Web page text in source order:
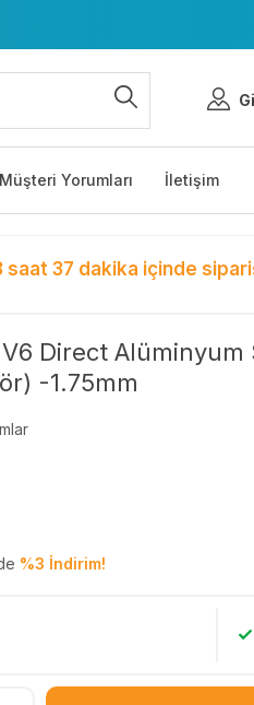
Yorumları İletişim
saat 37 dakika içinde
V6 Direct
-1.75mm
%3 İndirim!